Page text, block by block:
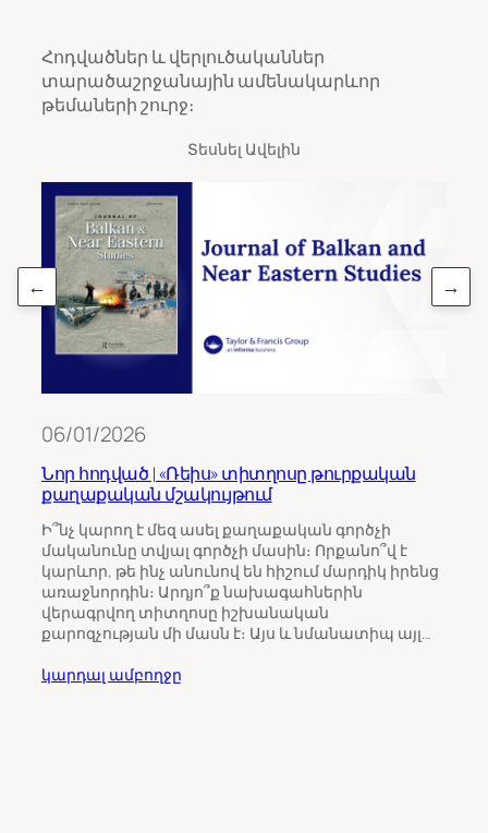
Հոդվածներ և վերլուծականներ
տարածաշրջանային ամենակարևոր
թեմաների շուրջ։
Տեսնել Ավելին
06/01/2026
Նոր հոդված | «Ռեիս» տիտղոսը թուրքական
քաղաքական մշակույթում
Ի՞նչ կարող է մեզ ասել քաղաքական գործչի
մականունը տվյալ գործչի մասին։ Որքանո՞վ է
կարևոր, թե ինչ անունով են հիշում մարդիկ իրենց
առաջնորդին։ Արդյո՞ք նախագահներին
վերագրվող տիտղոսը իշխանական
քարոզչության մի մասն է։ Այս և նմանատիպ այլ…
կարդալ ամբողջը
← →